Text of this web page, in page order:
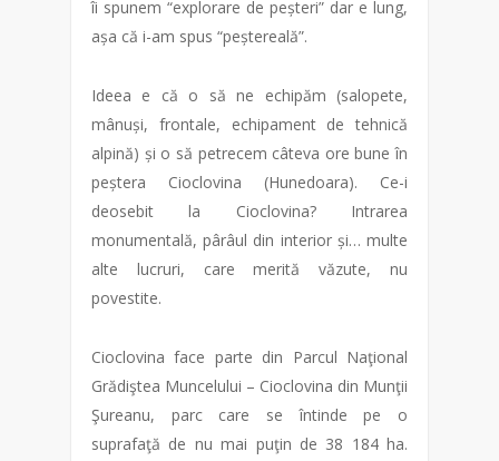
îi spunem “explorare de peșteri” dar e lung,
așa că i-am spus “peștereală”.
Ideea e că o să ne echipăm (salopete,
mânuși, frontale, echipament de tehnică
alpină) și o să petrecem câteva ore bune în
peștera Cioclovina (Hunedoara). Ce-i
deosebit la Cioclovina? Intrarea
monumentală, pârâul din interior și… multe
alte lucruri, care merită văzute, nu
povestite.
Cioclovina face parte din Parcul Naţional
Grădiştea Muncelului – Cioclovina din Munţii
Şureanu, parc care se întinde pe o
suprafaţă de nu mai puţin de 38 184 ha.